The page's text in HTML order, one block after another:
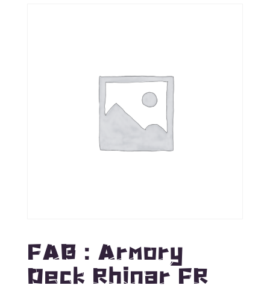
FAB : Armory
Deck Rhinar FR